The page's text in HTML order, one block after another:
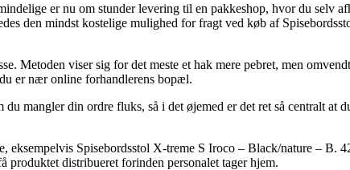
er nu om stunder levering til en pakkeshop, hvor du selv
den mindst kostelige mulighed for fragt ved køb af
Metoden viser sig for det meste et hak mere pebret, men
er nær online forhandlerens bopæl.
mangler din ordre fluks, så i det øjemed er det ret så centralt at
Spisebordsstol X-treme S Iroco – Black/nature – B.
produktet distribueret forinden personalet tager hjem.